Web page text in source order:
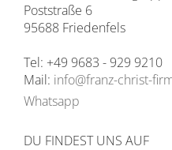
Poststraße 6
95688 Friedenfels
Tel: +49 9683 - 929 9210
Mail: info@franz-christ-
Whatsapp
DU FINDEST UNS AUF